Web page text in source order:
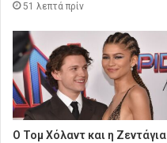
51 λεπτά πρίν
O Τομ Χόλαντ και η Ζεντάγια